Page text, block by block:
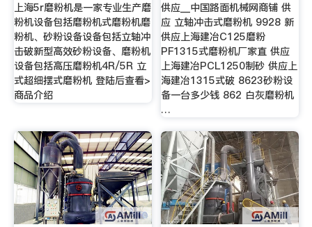
上海5r磨粉机是一家专业生产磨
粉机设备包括磨粉机式磨粉机磨
粉机、砂粉设备设备包括立轴冲
击破新型高效砂粉设备、磨粉机
设备包括高压磨粉机4R/5R 立
式超细摆式磨粉机 登陆后查看>
商品介绍
供应__中国路面机械网商铺 供
应 立轴冲击式磨粉机 9928 新
供应上海建冶C125磨粉
PF1315式磨粉机厂家直 供应
上海建冶PCL1250制砂 供应上
海建冶1315式破 8623砂粉设
备一台多少钱 862 白灰磨粉机
…